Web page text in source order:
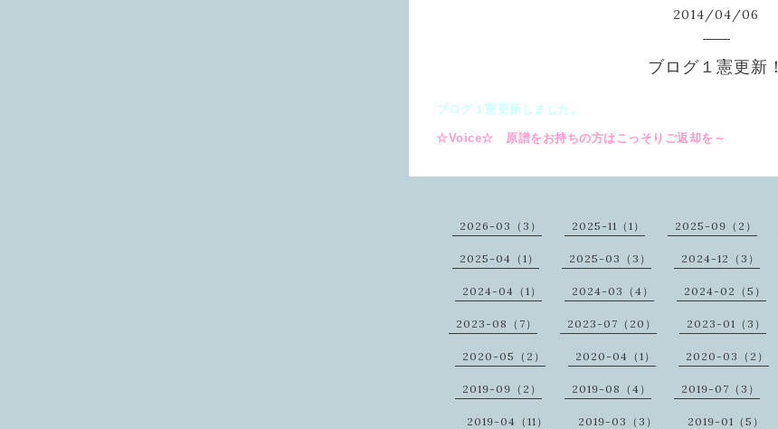
2014/04/06
ブログ１憲更新！
ブログ１憲更新しました。
☆Voice☆ 原譜をお持ちの方はこっそりご返却を～
2026-03（3） 2025-11（1） 2025-09（2）
2025-04（1） 2025-03（3） 2024-12（3）
2024-04（1） 2024-03（4） 2024-02（5）
2023-08（7） 2023-07（20） 2023-01（3）
2020-05（2） 2020-04（1） 2020-03（2）
2019-09（2） 2019-08（4） 2019-07（3）
2019-04（11） 2019-03（3） 2019-01（5）